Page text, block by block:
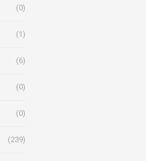
(0)
(1)
(6)
(0)
(0)
(239)